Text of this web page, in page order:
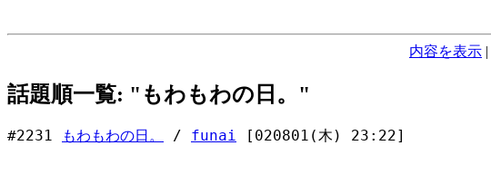
内容を表示 |
話題順一覧: "もわもわの日。"
#2231 もわもわの日。 / funai [020801(木) 23:22]